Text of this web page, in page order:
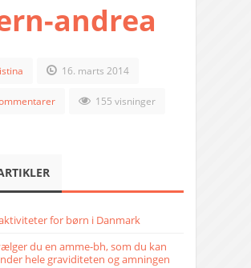
andrea
16. marts 2014
155 visninger
for børn i Danmark
du en amme-bh, som du kan
hele graviditeten og amningen